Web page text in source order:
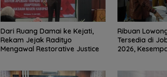
Dari Ruang Damai ke Kejati,
Rekam Jejak Radityo
Mengawal Restorative Justice
Ribuan
Tersedia di
2026,